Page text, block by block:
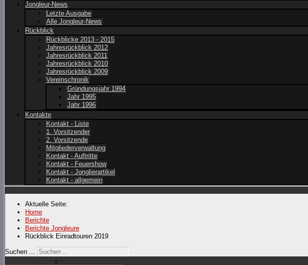
Jongleur-News
Letzte Ausgabe
Alle Jongleur-News
Rückblick
Rückblicke 2013 - 2015
Jahresrückblick 2012
Jahresrückblick 2011
Jahresrückblick 2010
Jahresrückblick 2009
Vereinschronik
Gründungsjahr 1994
Jahr 1995
Jahr 1996
Kontakte
Kontakt - Liste
1. Vorsitzender
2. Vorsitzende
Mitgliederverwaltung
Kontakt - Auftritte
Kontakt - Feuershow
Kontakt - Jonglierartikel
Kontakt - allgemein
Aktuelle Seite:
Home
Berichte
Berichte Jongleure
Rückblick Einradtouren 2019
Suchen ...